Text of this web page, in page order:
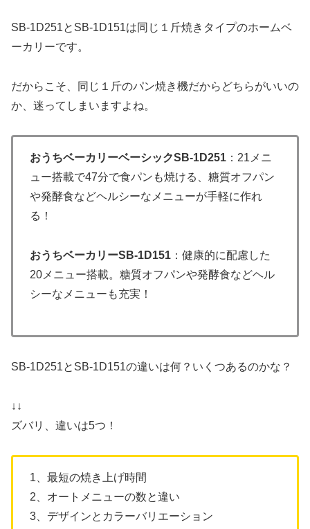
SB-1D251とSB-1D151は同じ１斤焼きタイプのホームベ
ーカリーです。
だからこそ、同じ１斤のパン焼き機だからどちらがいいの
か、迷ってしまいますよね。
おうちベーカリーベーシックSB-1D251 ：21メニ
ュー搭載で47分で食パンも焼ける、糖質オフパン
や発酵食などヘルシーなメニューが手軽に作れ
る！
おうちベーカリーSB-1D151 ：健康的に配慮した
20メニュー搭載。糖質オフパンや発酵食などヘル
シーなメニューも充実！
SB-1D251とSB-1D151の違いは何？いくつあるのかな？
↓↓
ズバリ、違いは5つ！
1、最短の焼き上げ時間
2、オートメニューの数と違い
3、デザインとカラーバリエーション